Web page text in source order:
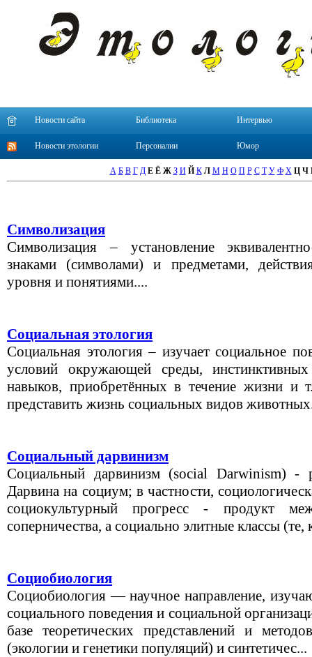
Новости сайта Библиотека Интервью
Новости этологии Персоналии Юмор
А Б В Г Д Е Ё Ж З И Й К Л М Н О П Р С Т У Ф Х Ц Ч
Символизация
Символизация – установление
знаками (символами) и предметами,
уровня и понятиями....
Социальная этология
Социальная этология – изучает социальное
условий окружающей среды,
навыков, приобретённых в течение жизни и
представить жизнь социальных видов
Социальный дарвинизм
Социальный дарвинизм (social Darwinism) -
Дарвина на социум; в частности,
социокультурный прогресс - продукт
соперничества, а социально элитные классы (те,
Социобиология
Социобиология — научное направление,
социального поведения и социальной
базе теоретических представлений и
(экологии и генетики популяций) и синтетичес...